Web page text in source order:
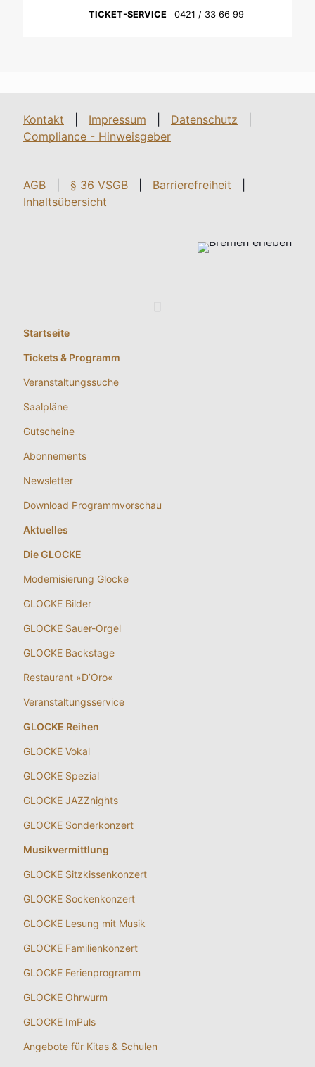
TICKET-SERVICE 0421 / 33 66 99
Kontakt Impressum Datenschutz
Compliance - Hinweisgeber
AGB § 36 VSGB Barrierefreiheit
Inhaltsübersicht
Startseite
Tickets & Programm
Veranstaltungssuche
Saalpläne
Gutscheine
Abonnements
Newsletter
Download Programmvorschau
Aktuelles
Die GLOCKE
Modernisierung Glocke
GLOCKE Bilder
GLOCKE Sauer-Orgel
GLOCKE Backstage
Restaurant »D’Oro«
Veranstaltungsservice
GLOCKE Reihen
GLOCKE Vokal
GLOCKE Spezial
GLOCKE JAZZnights
GLOCKE Sonderkonzert
Musikvermittlung
GLOCKE Sitzkissenkonzert
GLOCKE Sockenkonzert
GLOCKE Lesung mit Musik
GLOCKE Familienkonzert
GLOCKE Ferienprogramm
GLOCKE Ohrwurm
GLOCKE ImPuls
Angebote für Kitas & Schulen